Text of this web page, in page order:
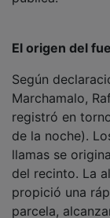
Marchamalo,
registró en
de la noche).
llamas se
del recinto. La
propició una
parcela,